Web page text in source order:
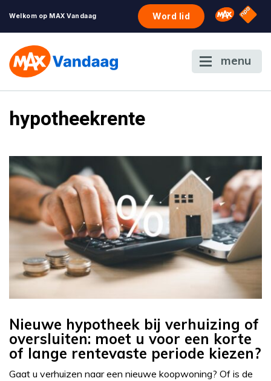
Welkom op MAX Vandaag Word lid Omroep
NPO
menu
hypotheekrente
Nieuwe hypotheek bij verhuizing of
oversluiten: moet u voor een korte
of lange rentevaste periode kiezen?
Gaat u verhuizen naar een nieuwe koopwoning? Of is de